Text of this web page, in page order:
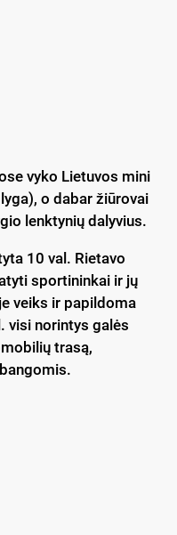
vyko Lietuvos mini
o dabar žiūrovai
lenktynių dalyvius.
10 val. Rietavo
sportininkai ir jų
veiks ir papildoma
visi norintys galės
trasą,